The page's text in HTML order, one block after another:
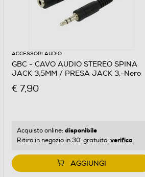
ACCESSORI AUDIO
GBC - CAVO AUDIO STEREO SPINA
JACK 3,5MM / PRESA JACK 3,-Nero
€ 7,90
Acquisto online: disponibile
Ritiro in negozio in 30' gratuito: verifica
AGGIUNGI